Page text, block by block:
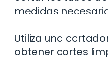
medidas
Utiliza una
obtener cortes